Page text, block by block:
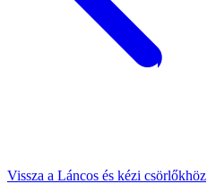
Vissza a Láncos és kézi csörlőkhöz